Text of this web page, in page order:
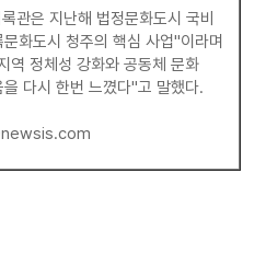
관은 지난해 법정문화도시 국비
화도시 청주의 핵심 사업"이라며
역 정체성 강화와 공동체 문화
다시 한번 느꼈다"고 말했다.